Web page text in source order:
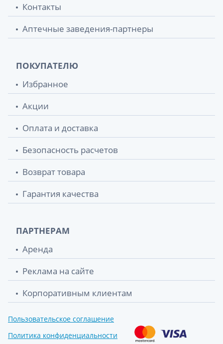
Контакты
Аптечные заведения-партнеры
ПОКУПАТЕЛЮ
Избранное
Акции
Оплата и доставка
Безопасность расчетов
Возврат товара
Гарантия качества
ПАРТНЕРАМ
Аренда
Реклама на сайте
Корпоративным клиентам
Пользовательское соглашение
Политика конфиденциальности